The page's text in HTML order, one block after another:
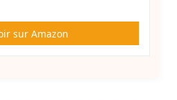
sur Amazon